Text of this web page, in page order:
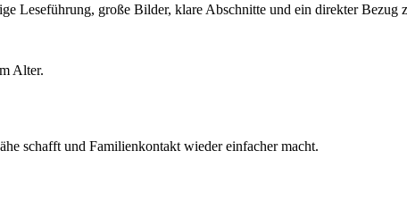
Leseführung, große Bilder, klare Abschnitte und ein direkter Bezug
Alter.
schafft und Familienkontakt wieder einfacher macht.